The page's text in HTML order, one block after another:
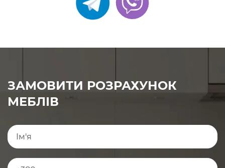
ЗАМОВИТИ РОЗРАХУНОК
МЕБЛІВ